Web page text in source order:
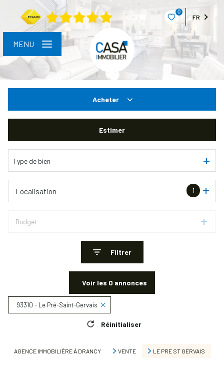
0
FR
MENU
Acheter
Estimer
Type de bien
1
Localisation
Budget
Filtrer
Voir les 0 annonces
93310 - Le Pré-Saint-Gervais
Réinitialiser
AGENCE IMMOBILIÈRE À DRANCY VENTE LE PRE ST GERVAIS